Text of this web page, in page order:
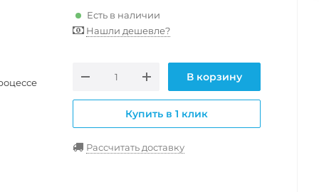
Есть в наличии
Нашли дешевле?
В корзину
Купить в 1 клик
Рассчитать доставку